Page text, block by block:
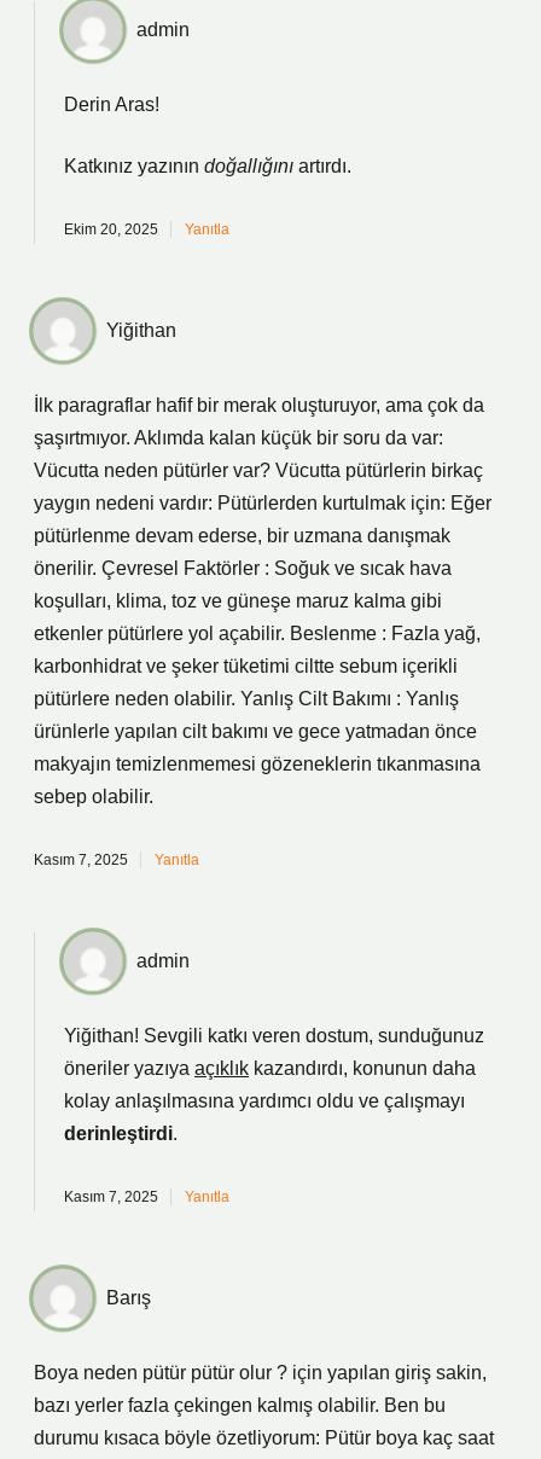
admin
Derin Aras!
Katkınız yazının doğallığını artırdı.
Ekim 20, 2025 Yanıtla
Yiğithan
İlk paragraflar hafif bir merak oluşturuyor, ama çok da
şaşırtmıyor. Aklımda kalan küçük bir soru da var:
Vücutta neden pütürler var? Vücutta pütürlerin birkaç
yaygın nedeni vardır: Pütürlerden kurtulmak için: Eğer
pütürlenme devam ederse, bir uzmana danışmak
önerilir. Çevresel Faktörler : Soğuk ve sıcak hava
koşulları, klima, toz ve güneşe maruz kalma gibi
etkenler pütürlere yol açabilir. Beslenme : Fazla yağ,
karbonhidrat ve şeker tüketimi ciltte sebum içerikli
pütürlere neden olabilir. Yanlış Cilt Bakımı : Yanlış
ürünlerle yapılan cilt bakımı ve gece yatmadan önce
makyajın temizlenmemesi gözeneklerin tıkanmasına
sebep olabilir.
Kasım 7, 2025 Yanıtla
admin
Yiğithan! Sevgili katkı veren dostum, sunduğunuz
öneriler yazıya açıklık kazandırdı, konunun daha
kolay anlaşılmasına yardımcı oldu ve çalışmayı
derinleştirdi.
Kasım 7, 2025 Yanıtla
Barış
Boya neden pütür pütür olur ? için yapılan giriş sakin,
bazı yerler fazla çekingen kalmış olabilir. Ben bu
durumu kısaca böyle özetliyorum: Pütür boya kaç saat